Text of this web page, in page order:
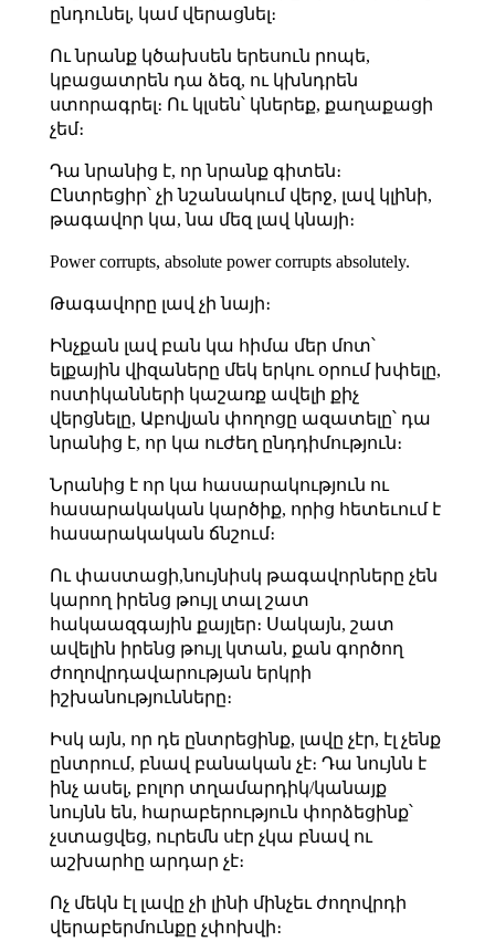
ընդունել, կամ վերացնել։
Ու նրանք կծախսեն երեսուն րոպե,
կբացատրեն դա ձեզ, ու կխնդրեն
ստորագրել։ Ու կլսեն՝ կներեք, քաղաքացի
չեմ։
Դա նրանից է, որ նրանք գիտեն։
Ընտրեցիր՝ չի նշանակում վերջ, լավ կլինի,
թագավոր կա, նա մեզ լավ կնայի։
Power corrupts, absolute power corrupts absolutely.
Թագավորը լավ չի նայի։
Ինչքան լավ բան կա հիմա մեր մոտ՝
ելքային վիզաները մեկ երկու օրում խփելը,
ոստիկանների կաշառք ավելի քիչ
վերցնելը, Աբովյան փողոցը ազատելը՝ դա
նրանից է, որ կա ուժեղ ընդդիմություն։
Նրանից է որ կա հասարակություն ու
հասարակական կարծիք, որից հետեւում է
հասարակական ճնշում։
Ու փաստացի,նույնիսկ թագավորները չեն
կարող իրենց թույլ տալ շատ
հակաազգային քայլեր։ Սակայն, շատ
ավելին իրենց թույլ կտան, քան գործող
ժողովրդավարության երկրի
իշխանությունները։
Իսկ այն, որ դե ընտրեցինք, լավը չէր, էլ չենք
ընտրում, բնավ բանական չէ։ Դա նույնն է
ինչ ասել, բոլոր տղամարդիկ/կանայք
նույնն են, հարաբերություն փորձեցինք՝
չստացվեց, ուրեմն սէր չկա բնավ ու
աշխարհը արդար չէ։
Ոչ մեկն էլ լավը չի լինի մինչեւ ժողովրդի
վերաբերմունքը չփոխվի։